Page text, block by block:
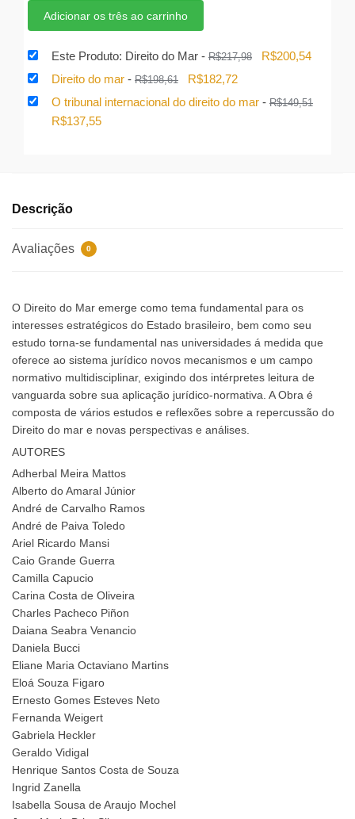
Adicionar os três ao carrinho
Este Produto: Direito do Mar - R$217,98
O
R$200,54O
Direito do mar - R$198,61
O
preço
R$182,72O
preço
O tribunal internacional do direito do mar - R$149,51
O
R$137,55O
Descrição
Avaliações 0
O Direito do Mar emerge como tema fundamental para os
interesses estratégicos do Estado brasileiro, bem como seu
estudo torna-se fundamental nas universidades á medida que
oferece ao sistema jurídico novos mecanismos e um campo
normativo multidisciplinar, exigindo dos intérpretes leitura de
vanguarda sobre sua aplicação jurídico-normativa. A Obra é
composta de vários estudos e reflexões sobre a repercussão do
Direito do mar e novas perspectivas e análises.
AUTORES
Adherbal Meira Mattos
Alberto do Amaral Júnior
André de Carvalho Ramos
André de Paiva Toledo
Ariel Ricardo Mansi
Caio Grande Guerra
Camilla Capucio
Carina Costa de Oliveira
Charles Pacheco Piñon
Daiana Seabra Venancio
Daniela Bucci
Eliane Maria Octaviano Martins
Eloá Souza Figaro
Ernesto Gomes Esteves Neto
Fernanda Weigert
Gabriela Heckler
Geraldo Vidigal
Henrique Santos Costa de Souza
Ingrid Zanella
Isabella Sousa de Araujo Mochel